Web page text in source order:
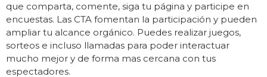
que comparta, comente, siga tu página y participe en
encuestas. Las CTA fomentan la participación y pueden
ampliar tu alcance orgánico. Puedes realizar juegos,
sorteos e incluso llamadas para poder interactuar
mucho mejor y de forma mas cercana con tus
espectadores.